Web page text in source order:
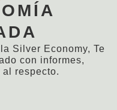
Silver Economy, Te
con informes,
respecto.